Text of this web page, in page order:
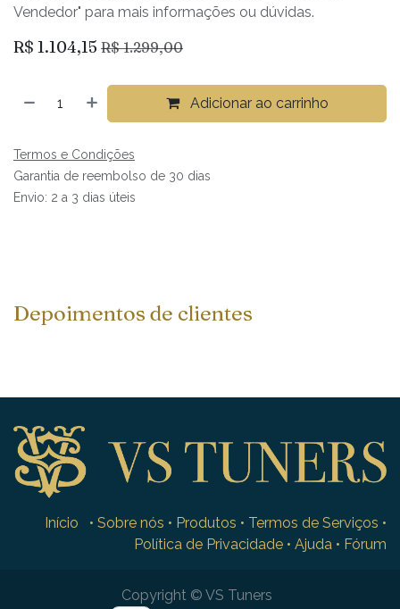
Vendedor" para mais informações ou dúvidas.
R$ 1.104,15 R$1.299,00
Adicionar ao carrinho
Termos e Condições
Garantia de reembolso de 30 dias
Envio: 2 a 3 dias úteis
Depoimentos de clientes
Início • Sobre nós • Produtos • Termos de Serviços •
Política de Privacidade • Ajuda • Fórum
Copyright © VS Tuners